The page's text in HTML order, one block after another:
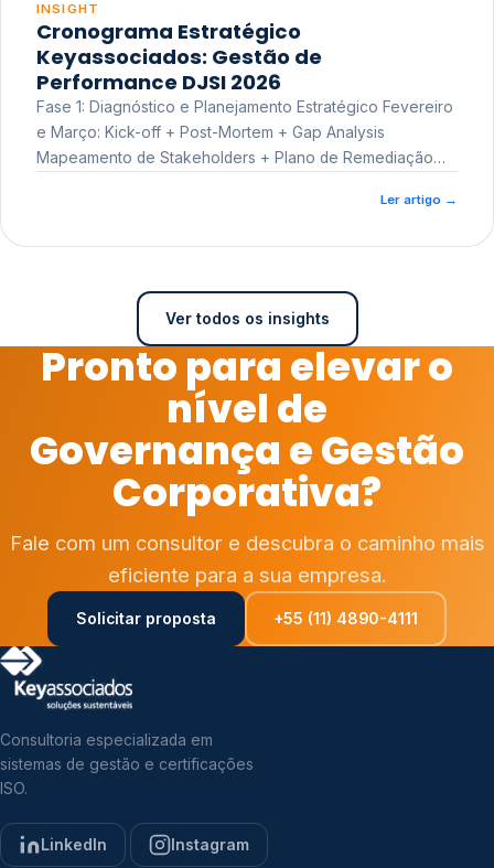
INSIGHT
Cronograma Estratégico
Keyassociados: Gestão de
Performance DJSI 2026
Fase 1: Diagnóstico e Planejamento Estratégico Fevereiro
e Março: Kick-off + Post-Mortem + Gap Analysis
Mapeamento de Stakeholders + Plano de Remediação
Ler artigo →
Ver todos os insights
Pronto para elevar o
nível de
Governança e Gestão
Corporativa?
Fale com um consultor e descubra o caminho mais
eficiente para a sua empresa.
Solicitar proposta +55 (11) 4890-4111
Consultoria especializada em
sistemas de gestão e certificações
ISO.
LinkedIn Instagram